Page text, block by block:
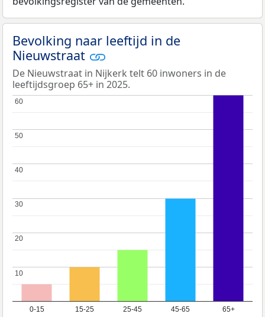
Bevolking naar leeftijd in de
Nieuwstraat
De Nieuwstraat in Nijkerk telt 60 inwoners in de
leeftijdsgroep 65+ in 2025.
0-15 15-25 25-45 45-65 65+
10
10
20
20
30
30
40
40
50
50
60
60